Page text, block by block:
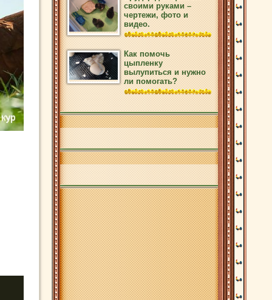
своими руками –
чертежи, фото и
видео.
Как помочь
цыпленку
вылупиться и нужно
ли помогать?